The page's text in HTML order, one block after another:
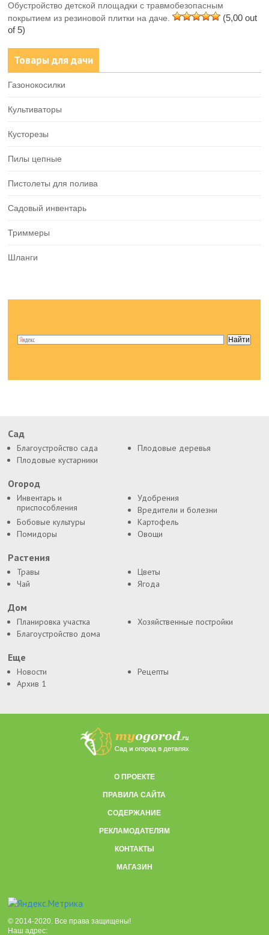
Обустройство детской площадки с травмобезопасным
покрытием из резиновой плитки на даче.
(5,00 out
of 5)
Товары для дачи
Газонокосилки
Культиваторы
Кусторезы
Пилы цепные
Пистолеты для полива
Садовый инвентарь
Триммеры
Шланги
Сад
Благоустройство сада
Плодовые деревья
Плодовые кустарники
Огород
Инвентарь и
приспособления
Удобрения
Вредители и болезни
Бобовые культуры
Картофель
Помидоры
Овощи
Растения
Травы
Цветы
Чай
Ягода
Дом
Планировка участка
Хозяйственные постройки
Благоустройство дома
Еще
Новости
Рецепты
Архив 1
О ПРОЕКТЕ
ПРАВИЛА САЙТА
СОДЕРЖАНИЕ
РЕКЛАМОДАТЕЛЯМ
КОНТАКТЫ
МАГАЗИН
© 2014-2020. Все права защищены!
Наш адрес: